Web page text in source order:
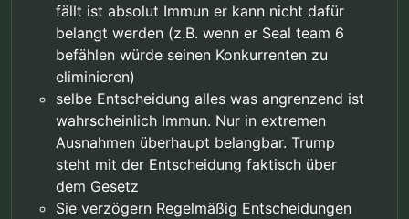
fällt ist absolut Immun er kann nicht dafür
belangt werden (z.B. wenn er Seal team 6
befählen würde seinen Konkurrenten zu
eliminieren)
selbe Entscheidung alles was angrenzend ist
wahrscheinlich Immun. Nur in extremen
Ausnahmen überhaupt belangbar. Trump
steht mit der Entscheidung faktisch über
dem Gesetz
Sie verzögern Regelmäßig Entscheidungen